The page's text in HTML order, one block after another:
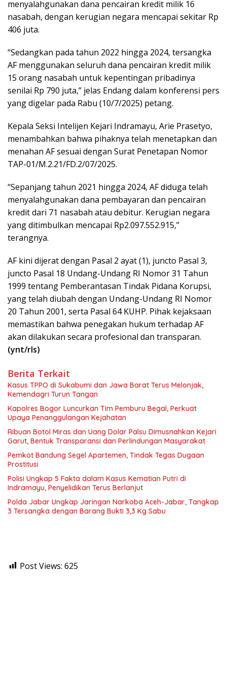
menyalahgunakan dana pencairan kredit milik 16
nasabah, dengan kerugian negara mencapai sekitar Rp
406 juta.
“Sedangkan pada tahun 2022 hingga 2024, tersangka
AF menggunakan seluruh dana pencairan kredit milik
15 orang nasabah untuk kepentingan pribadinya
senilai Rp 790 juta,” jelas Endang dalam konferensi pers
yang digelar pada Rabu (10/7/2025) petang.
Kepala Seksi Intelijen Kejari Indramayu, Arie Prasetyo,
menambahkan bahwa pihaknya telah menetapkan dan
menahan AF sesuai dengan Surat Penetapan Nomor
TAP-01/M.2.21/FD.2/07/2025.
“Sepanjang tahun 2021 hingga 2024, AF diduga telah
menyalahgunakan dana pembayaran dan pencairan
kredit dari 71 nasabah atau debitur. Kerugian negara
yang ditimbulkan mencapai Rp2.097.552.915,”
terangnya.
AF kini dijerat dengan Pasal 2 ayat (1), juncto Pasal 3,
juncto Pasal 18 Undang-Undang RI Nomor 31 Tahun
1999 tentang Pemberantasan Tindak Pidana Korupsi,
yang telah diubah dengan Undang-Undang RI Nomor
20 Tahun 2001, serta Pasal 64 KUHP. Pihak kejaksaan
memastikan bahwa penegakan hukum terhadap AF
akan dilakukan secara profesional dan transparan.
(ynt/rls)
Berita Terkait
Kasus TPPO di Sukabumi dan Jawa Barat Terus Melonjak,
Kemendagri Turun Tangan
Kapolres Bogor Luncurkan Tim Pemburu Begal, Perkuat
Upaya Penanggulangan Kejahatan
Ribuan Botol Miras dan Uang Dolar Palsu Dimusnahkan Kejari
Garut, Bentuk Transparansi dan Perlindungan Masyarakat
Pemkot Bandung Segel Apartemen, Tindak Tegas Dugaan
Prostitusi
Polisi Ungkap 5 Fakta dalam Kasus Kematian Putri di
Indramayu, Penyelidikan Terus Berlanjut
Polda Jabar Ungkap Jaringan Narkoba Aceh-Jabar, Tangkap
3 Tersangka dengan Barang Bukti 3,3 Kg Sabu
Post Views: 625